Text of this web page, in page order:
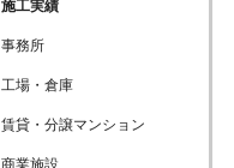
施工実績
事務所
工場・倉庫
賃貸・分譲マンション
商業施設